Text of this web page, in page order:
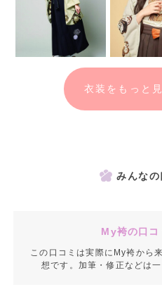
アナタだけの袴コーデで最高の卒
衣装をもっと
みんな
My袴の口コ
この口コミは実際にMy袴から
想です。加筆・修正などは